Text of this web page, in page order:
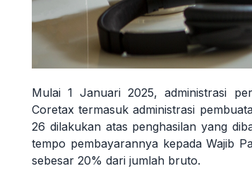
Mulai 1 Januari 2025, administrasi
Coretax termasuk administrasi
26 dilakukan atas penghasilan yang
tempo pembayarannya kepada Wajib
sebesar 20% dari jumlah bruto.